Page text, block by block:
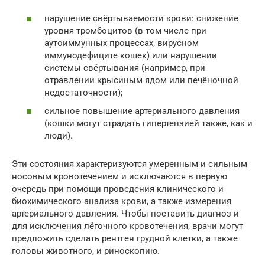
нарушение свёртываемости крови: снижение
уровня тромбоцитов (в том числе при
аутоиммунных процессах, вирусном
иммунодефиците кошек) или нарушении
системы свёртывания (например, при
отравлении крысиным ядом или печёночной
недостаточности);
сильное повышение артериального давления
(кошки могут страдать гипертензией также, как и
люди).
Эти состояния характеризуются умеренным и сильным
носовым кровотечением и исключаются в первую
очередь при помощи проведения клинического и
биохимического анализа крови, а также измерения
артериального давления. Чтобы поставить диагноз и
для исключения лёгочного кровотечения, врачи могут
предложить сделать рентген грудной клетки, а также
головы животного, и риноскопию.